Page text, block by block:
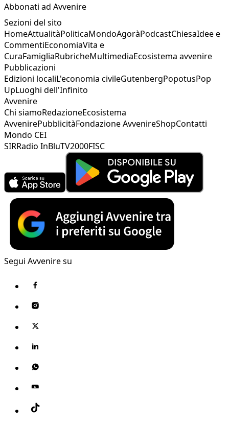
Abbonati ad Avvenire
Sezioni del sito
HomeAttualitàPoliticaMondoAgoràPodcastChiesaIdee e
CommentiEconomiaVita e
CuraFamigliaRubricheMultimediaEcosistema avvenire
Pubblicazioni
Edizioni localiL'economia civileGutenbergPopotusPop
UpLuoghi dell'Infinito
Avvenire
Chi siamoRedazioneEcosistema
AvvenirePubblicitàFondazione AvvenireShopContatti
Mondo CEI
SIRRadio InBluTV2000FISC
Segui Avvenire su